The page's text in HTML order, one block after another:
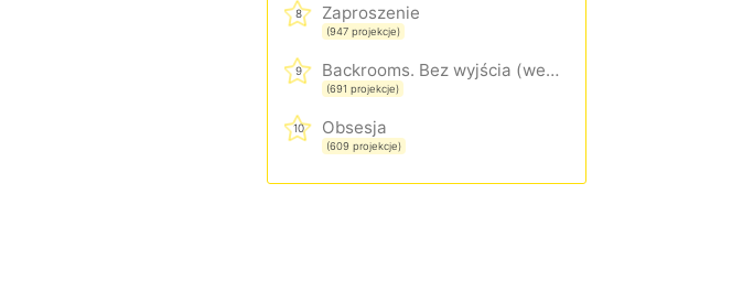
8 Zaproszenie
(947 projekcje)
9 Backrooms. Bez wyjścia (wersja rozszerzona)
(691 projekcje)
10 Obsesja
(609 projekcje)